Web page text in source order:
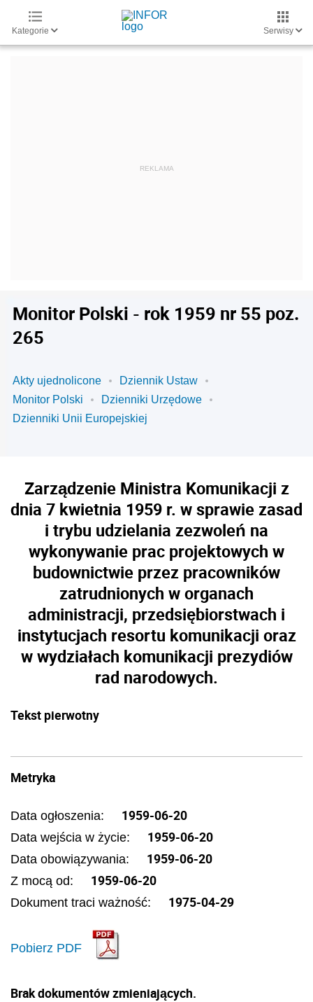
Kategorie Serwisy
Monitor Polski - rok 1959 nr 55 poz.
265
Akty ujednolicone
Dziennik Ustaw
Monitor Polski
Dzienniki Urzędowe
Dzienniki Unii Europejskiej
Zarządzenie Ministra Komunikacji z
dnia 7 kwietnia 1959 r. w sprawie zasad
i trybu udzielania zezwoleń na
wykonywanie prac projektowych w
budownictwie przez pracowników
zatrudnionych w organach
administracji, przedsiębiorstwach i
instytucjach resortu komunikacji oraz
w wydziałach komunikacji prezydiów
rad narodowych.
Tekst pierwotny
Metryka
Data ogłoszenia: 1959-06-20
Data wejścia w życie: 1959-06-20
Data obowiązywania: 1959-06-20
Z mocą od: 1959-06-20
Dokument traci ważność: 1975-04-29
Pobierz PDF
Brak dokumentów zmieniających.